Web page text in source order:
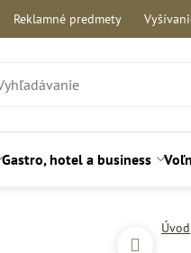
Reklamné predmety
Gastro, hotel a business
Úvod